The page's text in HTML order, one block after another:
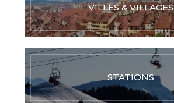
VILLES & VILLAGES
STATIONS